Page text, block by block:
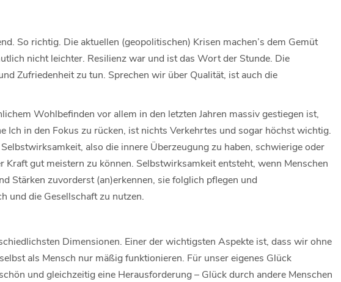
So richtig. Die aktuellen (geopolitischen) Krisen machen’s dem Gemüt
nicht leichter. Resilienz war und ist das Wort der Stunde. Die
Zufriedenheit zu tun. Sprechen wir über Qualität, ist auch die
Wohlbefinden vor allem in den letzten Jahren massiv gestiegen ist,
Ich in den Fokus zu rücken, ist nichts Verkehrtes und sogar höchst wichtig.
also die innere Überzeugung zu haben, schwierige oder
Kraft gut meistern zu können. Selbstwirksamkeit entsteht, wenn Menschen
Stärken zuvorderst (an)erkennen, sie folglich pflegen und
und die Gesellschaft zu nutzen.
Dimensionen. Einer der wichtigsten Aspekte ist, dass wir ohne
als Mensch nur mäßig funktionieren. Für unser eigenes Glück
und gleichzeitig eine Herausforderung – Glück durch andere Menschen